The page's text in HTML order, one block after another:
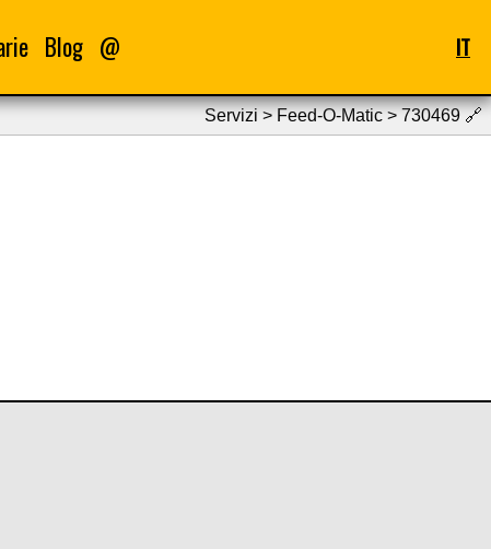
Blog @ IT
Servizi > Feed-O-Matic > 730469 🔗